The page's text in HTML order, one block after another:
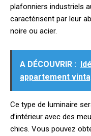
plafonniers industriels
caractérisent par leur
noire ou acier.
A DÉCOUVRIR :
appartement
Ce type de luminaire
d’intérieur avec des
chics. Vous pouvez